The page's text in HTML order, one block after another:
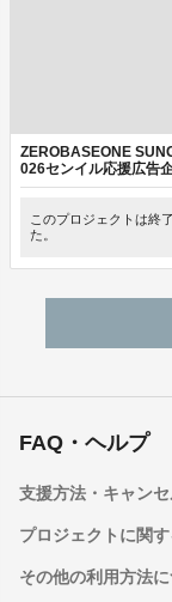
ZEROBASEONE
026センイル応援広告
このプロジェクトは終
た。
FAQ・ヘルプ
支援方法・キャン
プロジェクトに関
その他の利用方法